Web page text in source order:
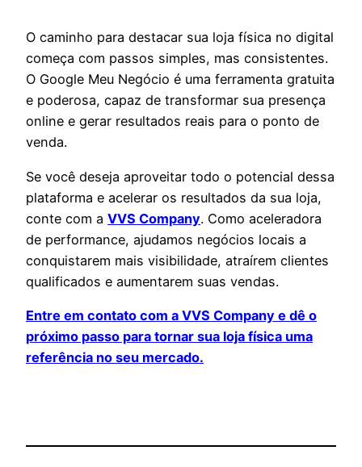
O caminho para destacar sua loja física no digital
começa com passos simples, mas consistentes.
O Google Meu Negócio é uma ferramenta gratuita
e poderosa, capaz de transformar sua presença
online e gerar resultados reais para o ponto de
venda.
Se você deseja aproveitar todo o potencial dessa
plataforma e acelerar os resultados da sua loja,
conte com a VVS Company. Como aceleradora
de performance, ajudamos negócios locais a
conquistarem mais visibilidade, atraírem clientes
qualificados e aumentarem suas vendas.
Entre em contato com a VVS Company e dê o
próximo passo para tornar sua loja física uma
referência no seu mercado.